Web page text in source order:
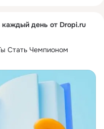
каждый день от Dropi.ru
Стать Чемпионом